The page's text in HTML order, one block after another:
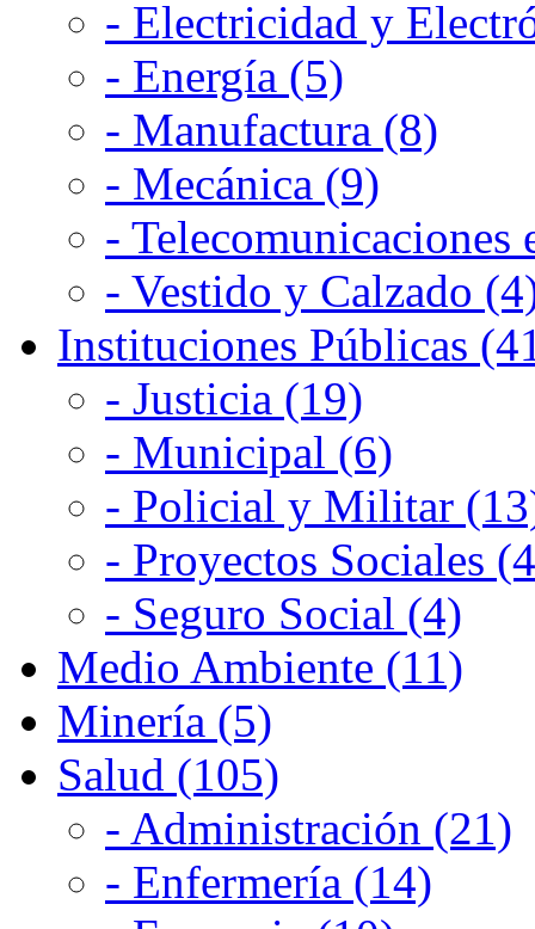
- Electricidad y
- Energía (5)
- Manufactura (8)
- Mecánica (9)
-
- Vestido y Calzado
Instituciones Públicas
- Justicia (19)
- Municipal (6)
- Policial y Militar
- Proyectos Sociales
- Seguro Social (4)
Medio Ambiente (11)
Minería (5)
Salud (105)
- Administración (21)
- Enfermería (14)